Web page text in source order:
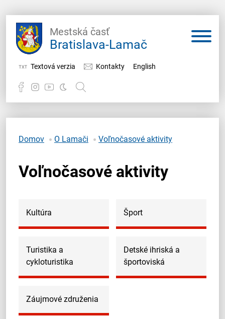
Mestská časť
Bratislava-Lamač
Textová verzia Kontakty English
Samospráva
Domov O Lamači Voľnočasové aktivity
Voľnočasové aktivity
Kultúra Šport
Turistika a
cykloturistika
Detské ihriská a
športoviská
Záujmové združenia